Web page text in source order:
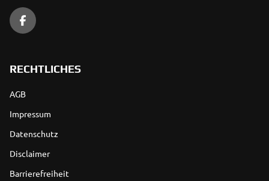
RECHTLICHES
AGB
Impressum
Datenschutz
Disclaimer
Barrierefreiheit